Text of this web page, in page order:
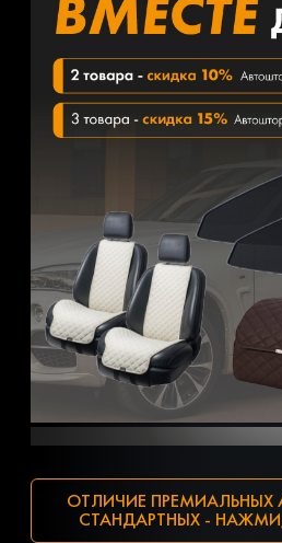
ОТЛИЧИЕ
СТАНДАРТНЫХ -